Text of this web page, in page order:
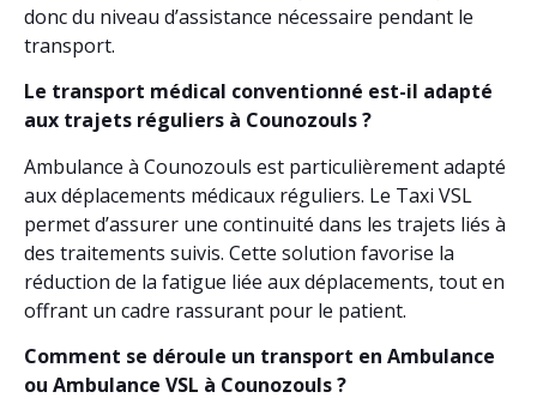
donc du niveau d’assistance nécessaire pendant le
transport.
Le transport médical conventionné est-il adapté
aux trajets réguliers à Counozouls ?
Ambulance à Counozouls est particulièrement adapté
aux déplacements médicaux réguliers. Le Taxi VSL
permet d’assurer une continuité dans les trajets liés à
des traitements suivis. Cette solution favorise la
réduction de la fatigue liée aux déplacements, tout en
offrant un cadre rassurant pour le patient.
Comment se déroule un transport en Ambulance
ou Ambulance VSL à Counozouls ?